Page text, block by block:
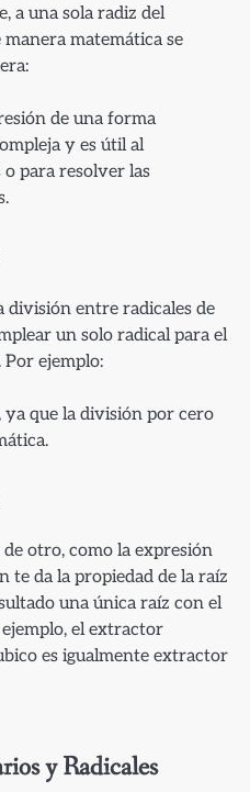
a una sola radiz del
matemática se
de una forma
y es útil al
para resolver las
división entre radicales de
un solo radical para el
ejemplo:
ya que la división por cero
otro, como la expresión
te da la propiedad de la raíz
una única raíz con el
el extractor
es igualmente extractor
y Radicales